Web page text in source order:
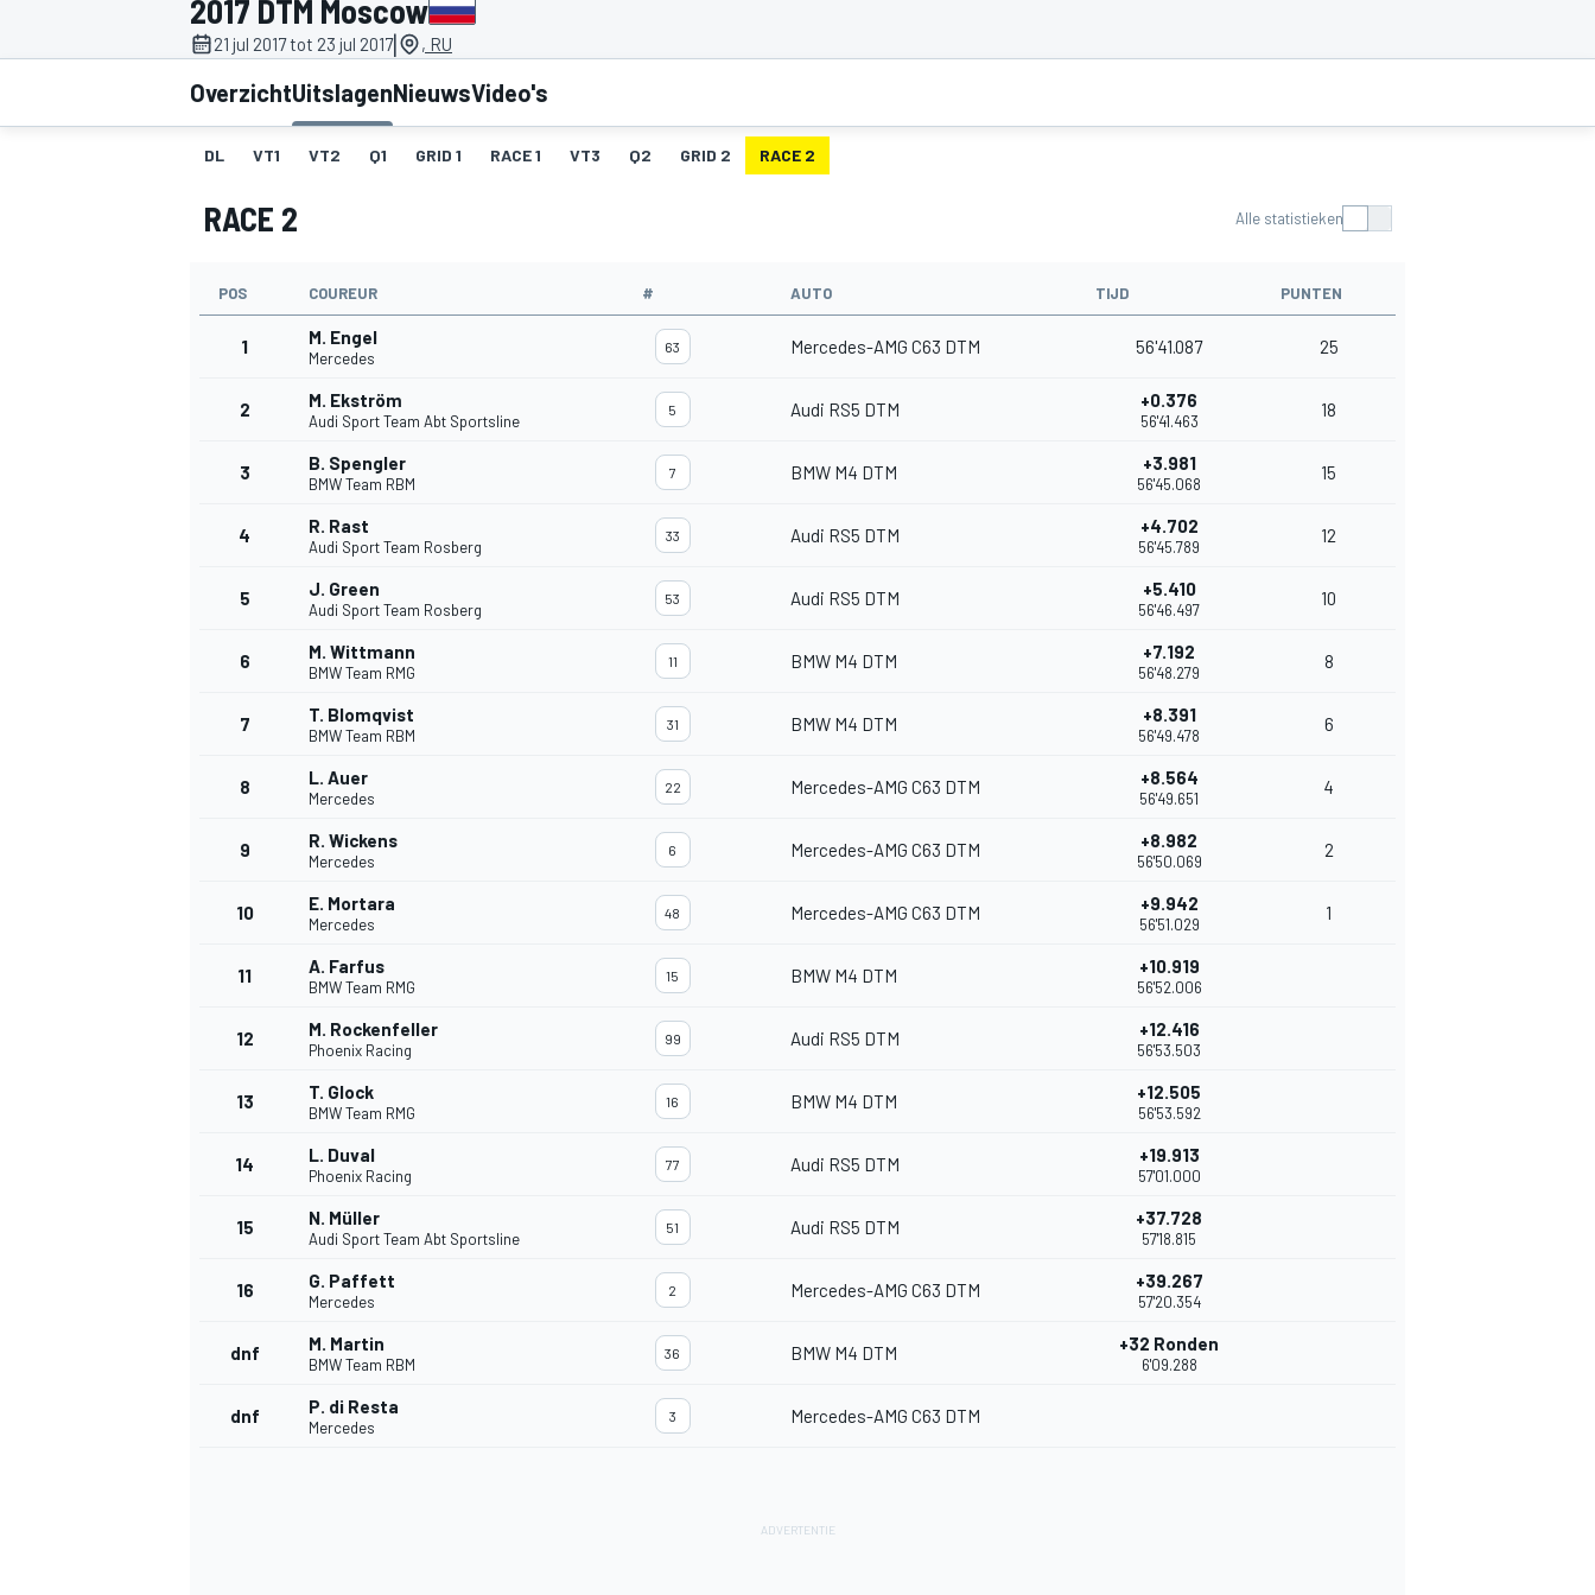
2017 DTM Moscow
21 jul 2017 tot 23 jul 2017| , RU
OverzichtUitslagenNieuwsVideo's
DL VT1 VT2 Q1 GRID 1 RACE 1 VT3 Q2 GRID 2 RACE 2
RACE 2 Alle statistieken
POS COUREUR # AUTO TIJD PUNTEN
1 M. Engel
Mercedes
63 Mercedes-AMG C63 DTM 56'41.087 25
2 M. Ekström
Audi Sport Team Abt Sportsline
5 Audi RS5 DTM +0.376
56'41.463
18
3 B. Spengler
BMW Team RBM
7 BMW M4 DTM +3.981
56'45.068
15
4 R. Rast
Audi Sport Team Rosberg
33 Audi RS5 DTM +4.702
56'45.789
12
5 J. Green
Audi Sport Team Rosberg
53 Audi RS5 DTM +5.410
56'46.497
10
6 M. Wittmann
BMW Team RMG
11 BMW M4 DTM +7.192
56'48.279
8
7 T. Blomqvist
BMW Team RBM
31 BMW M4 DTM +8.391
56'49.478
6
8 L. Auer
Mercedes
22 Mercedes-AMG C63 DTM +8.564
56'49.651
4
9 R. Wickens
Mercedes
6 Mercedes-AMG C63 DTM +8.982
56'50.069
2
10 E. Mortara
Mercedes
48 Mercedes-AMG C63 DTM +9.942
56'51.029
1
11 A. Farfus
BMW Team RMG
15 BMW M4 DTM +10.919
56'52.006
12 M. Rockenfeller
Phoenix Racing
99 Audi RS5 DTM +12.416
56'53.503
13 T. Glock
BMW Team RMG
16 BMW M4 DTM +12.505
56'53.592
14 L. Duval
Phoenix Racing
77 Audi RS5 DTM +19.913
57'01.000
15 N. Müller
Audi Sport Team Abt Sportsline
51 Audi RS5 DTM +37.728
57'18.815
16 G. Paffett
Mercedes
2 Mercedes-AMG C63 DTM +39.267
57'20.354
dnf M. Martin
BMW Team RBM
36 BMW M4 DTM +32 Ronden
6'09.288
dnf P. di Resta
Mercedes
3 Mercedes-AMG C63 DTM